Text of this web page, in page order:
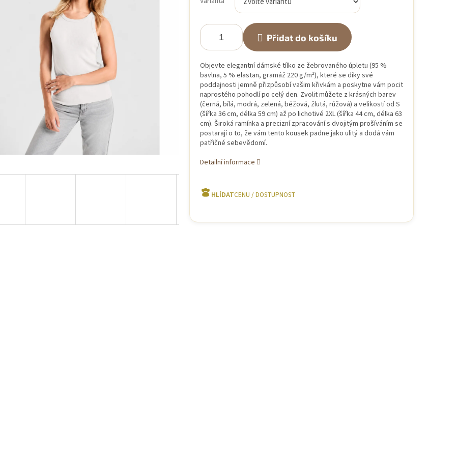
Přidat do košíku
Objevte elegantní dámské tílko ze žebrovaného úpletu (95 %
bavlna, 5 % elastan, gramáž 220 g/m²), které se díky své
poddajnosti jemně přizpůsobí vašim křivkám a poskytne vám pocit
naprostého pohodlí po celý den. Zvolit můžete z krásných barev
(černá, bílá, modrá, zelená, béžová, žlutá, růžová) a velikostí od S
(šířka 36 cm, délka 59 cm) až po lichotivé 2XL (šířka 44 cm, délka 63
cm). Široká ramínka a precizní zpracování s dvojitým prošíváním se
postarají o to, že vám tento kousek padne jako ulitý a dodá vám
patřičné sebevědomí.
Detailní informace
HLÍDAT